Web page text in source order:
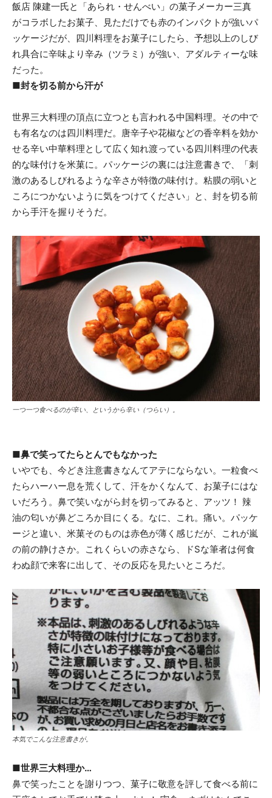
飯店 陳建一氏と「あられ・せんべい」の菓子メーカー三真
がコラボしたお菓子、見ただけでも赤のインパクトが強いパ
ッケージだが、四川料理をお菓子にしたら、予想以上のしび
れ具合に辛味より辛み（ツラミ）が強い、アダルティーな味
だった。
■封を切る前から汗が
世界三大料理の頂点に立つとも言われる中国料理。その中で
も有名なのは四川料理だ。唐辛子や花椒などの香辛料を効か
せる辛い中華料理として広く知れ渡っている四川料理の代表
的な味付けを米菓に。パッケージの裏には注意書きで、「刺
激のあるしびれるような辛さが特徴の味付け。粘膜の弱いと
ころにつかないように気をつけてください」と、封を切る前
から手汗を握りそうだ。
一つ一つ食べるのが辛い、というから辛い（つらい）。
■鼻で笑ってたらとんでもなかった
いやでも、今どき注意書きなんてアテにならない。一粒食べ
たらハーハー息を荒くして、汗をかくなんて、お菓子にはな
いだろう。鼻で笑いながら封を切ってみると、アッツ！ 辣
油の匂いが鼻どころか目にくる。なに、これ。痛い。パッケ
ージと違い、米菓そのものは赤色が薄く感じだが、これが嵐
の前の静けさか。これくらいの赤さなら、ドSな筆者は何食
わぬ顔で来客に出して、その反応を見たいところだ。
本気でこんな注意書きが。
■世界三大料理か…
鼻で笑ったことを謝りつつ、菓子に敬意を評して食べる前に